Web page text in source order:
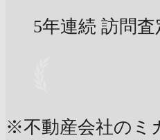
5年連続 訪問査
※不動産会社のミ